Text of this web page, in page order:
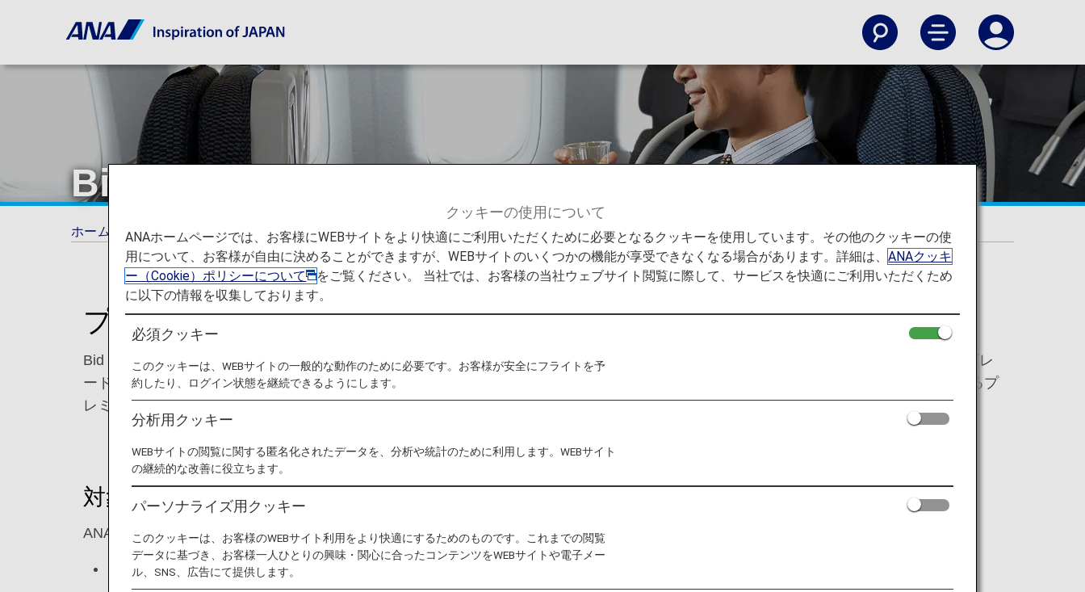
Bid My Price
ホーム 旅の計画とご予約 追加サービス Bid My Price
プレミアムエコノミーへのアップグレード（Bid My Price）
Bid My Priceとは、ANAウェブサイト限定のサービスです。エコノミークラスの航空券をご購入後に、
へのアップグレ
ードができる入札サービスです。ご出発直前の予約状況やお客様にご入札いただいた価格によって、通常は所定の運賃でご利用いただけるプ
レミアムエコノミーへアップグレードすることが可能です。
対象となるお客様
ANAウェブサイト上で条件を満たす航空券をご購入いただき、本サービスのご案内メールを受信されたお客様
エコノミークラスの有償航空券
クッキーの使用について
ANAホームページでは、お客様にWEBサイトをより快適にご利用いただくために必要となるクッキーを使用しています。その他のクッキーの使
用について、お客様が自由に決めることができますが、WEBサイトのいくつかの機能が享受できなくなる場合があります。詳細は、ANAクッキ
ー（Cookie）ポリシーについて
をご覧ください。 当社では、お客様の当社ウェブサイト閲覧に際して、サービスを快適にご利用いただくため
に以下の情報を収集しております。
必須クッキー
このクッキーは、WEBサイトの一般的な動作のために必要です。お客様が安全にフライトを予
約したり、ログイン状態を継続できるようにします。
分析用クッキー
WEBサイトの閲覧に関する匿名化されたデータを、分析や統計のために利用します。WEBサイト
の継続的な改善に役立ちます。
パーソナライズ用クッキー
このクッキーは、お客様のWEBサイト利用をより快適にするためのものです。これまでの閲覧
データに基づき、お客様一人ひとりの興味・関心に合ったコンテンツをWEBサイトや電子メー
ル、SNS、広告にて提供します。